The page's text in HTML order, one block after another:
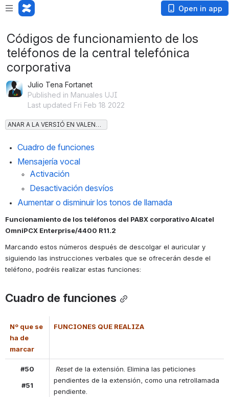
Open in app
Códigos de funcionamiento de los
teléfonos de la central telefónica
corporativa
Julio Tena Fortanet
Published in Manuales UJI
Last updated Fri Feb 18 2022
ANAR A LA VERSIÓ EN VALENCIÀ
Cuadro de funciones
Mensajería vocal
Activación
Desactivación desvíos
Aumentar o disminuir los tonos de llamada
Funcionamiento de los teléfonos del PABX corporativo Alcatel
OmniPCX Enterprise/4400 R11.2
Marcando estos números después de descolgar el auricular y
siguiendo las instrucciones verbales que se ofrecerán desde el
teléfono, podréis realizar estas funciones:
Cuadro de funciones
Nº que se
ha de
marcar
FUNCIONES QUE REALIZA
#50
#51
Reset de la extensión. Elimina las peticiones
pendientes de la extensión, como una retrollamada
pendiente.